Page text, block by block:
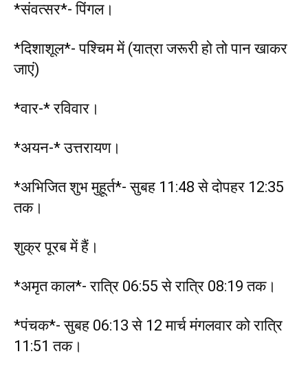
*संवत्सर*- पिंगल।
*दिशाशूल*- पश्चिम में (यात्रा जरूरी हो तो पान खाकर
जाएं)
*वार-* रविवार।
*अयन-* उत्तरायण।
*अभिजित शुभ मुहूर्त*- सुबह 11:48 से दोपहर 12:35
तक।
शुक्र पूरब में हैं।
*अमृत काल*- रात्रि 06:55 से रात्रि 08:19 तक।
*पंचक*- सुबह 06:13 से 12 मार्च मंगलवार को रात्रि
11:51 तक।